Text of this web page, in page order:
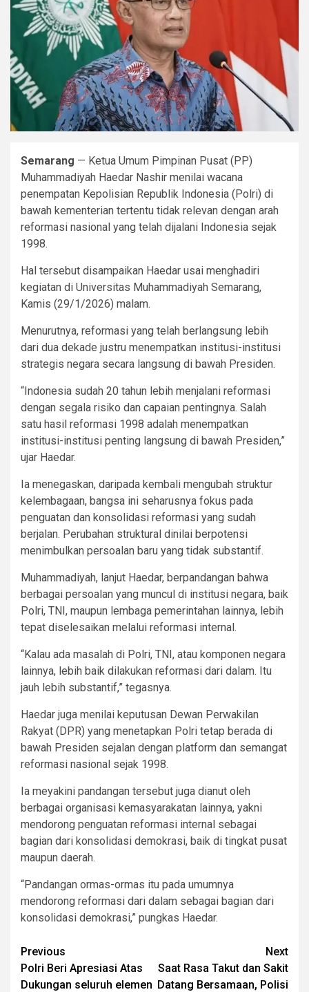
Semarang — Ketua Umum Pimpinan Pusat (PP)
Muhammadiyah Haedar Nashir menilai wacana
penempatan Kepolisian Republik Indonesia (Polri) di
bawah kementerian tertentu tidak relevan dengan arah
reformasi nasional yang telah dijalani Indonesia sejak
1998.
Hal tersebut disampaikan Haedar usai menghadiri
kegiatan di Universitas Muhammadiyah Semarang,
Kamis (29/1/2026) malam.
Menurutnya, reformasi yang telah berlangsung lebih
dari dua dekade justru menempatkan institusi-institusi
strategis negara secara langsung di bawah Presiden.
“Indonesia sudah 20 tahun lebih menjalani reformasi
dengan segala risiko dan capaian pentingnya. Salah
satu hasil reformasi 1998 adalah menempatkan
institusi-institusi penting langsung di bawah Presiden,”
ujar Haedar.
Ia menegaskan, daripada kembali mengubah struktur
kelembagaan, bangsa ini seharusnya fokus pada
penguatan dan konsolidasi reformasi yang sudah
berjalan. Perubahan struktural dinilai berpotensi
menimbulkan persoalan baru yang tidak substantif.
Muhammadiyah, lanjut Haedar, berpandangan bahwa
berbagai persoalan yang muncul di institusi negara, baik
Polri, TNI, maupun lembaga pemerintahan lainnya, lebih
tepat diselesaikan melalui reformasi internal.
“Kalau ada masalah di Polri, TNI, atau komponen negara
lainnya, lebih baik dilakukan reformasi dari dalam. Itu
jauh lebih substantif,” tegasnya.
Haedar juga menilai keputusan Dewan Perwakilan
Rakyat (DPR) yang menetapkan Polri tetap berada di
bawah Presiden sejalan dengan platform dan semangat
reformasi nasional sejak 1998.
Ia meyakini pandangan tersebut juga dianut oleh
berbagai organisasi kemasyarakatan lainnya, yakni
mendorong penguatan reformasi internal sebagai
bagian dari konsolidasi demokrasi, baik di tingkat pusat
maupun daerah.
“Pandangan ormas-ormas itu pada umumnya
mendorong reformasi dari dalam sebagai bagian dari
konsolidasi demokrasi,” pungkas Haedar.
Post
navigation
Previous
Polri Beri Apresiasi Atas
Dukungan seluruh elemen
Next
Saat Rasa Takut dan Sakit
Datang Bersamaan, Polisi